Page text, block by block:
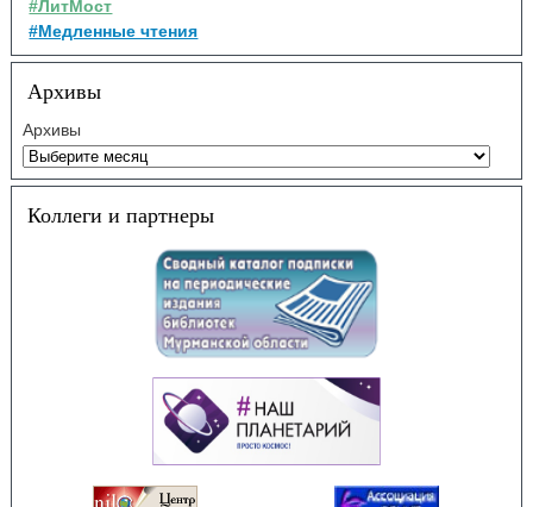
#ЛитМост
#Медленные чтения
Архивы
Архивы
Коллеги и партнеры